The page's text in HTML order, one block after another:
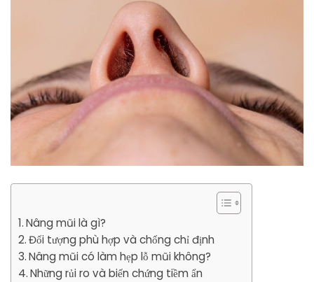
Nâng mũi là gì?
Đối tượng phù hợp và chống chỉ định
Nâng mũi có làm hẹp lỗ mũi không?
Những rủi ro và biến chứng tiềm ẩn